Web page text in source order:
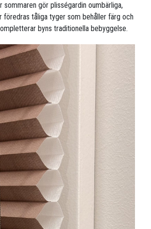
sommaren gör plisségardin oumbärliga,
tåliga tyger som behåller färg och
byns traditionella bebyggelse.